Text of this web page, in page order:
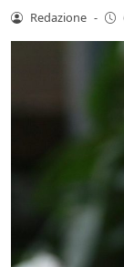
Redazione -